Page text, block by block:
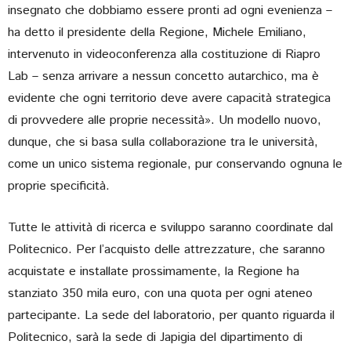
insegnato che dobbiamo essere pronti ad ogni evenienza –
ha detto il presidente della Regione, Michele Emiliano,
intervenuto in videoconferenza alla costituzione di Riapro
Lab – senza arrivare a nessun concetto autarchico, ma è
evidente che ogni territorio deve avere capacità strategica
di provvedere alle proprie necessità». Un modello nuovo,
dunque, che si basa sulla collaborazione tra le università,
come un unico sistema regionale, pur conservando ognuna le
proprie specificità.
Tutte le attività di ricerca e sviluppo saranno coordinate dal
Politecnico. Per l’acquisto delle attrezzature, che saranno
acquistate e installate prossimamente, la Regione ha
stanziato 350 mila euro, con una quota per ogni ateneo
partecipante. La sede del laboratorio, per quanto riguarda il
Politecnico, sarà la sede di Japigia del dipartimento di